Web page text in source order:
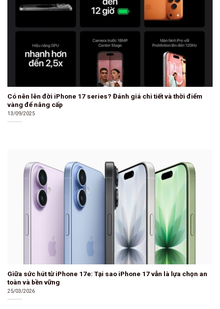
Có nên lên đời iPhone 17 series? Đánh giá chi tiết và thời điểm
vàng để nâng cấp
13/09/2025
Giữa sức hút từ iPhone 17e: Tại sao iPhone 17 vẫn là lựa chọn an
toàn và bền vững
25/03/2026